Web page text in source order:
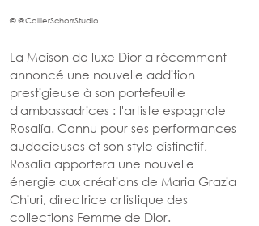
© @CollierSchorrStudio
La Maison de luxe Dior a récemment
annoncé une nouvelle addition
prestigieuse à son portefeuille
d'ambassadrices : l'artiste espagnole
Rosalía. Connu pour ses performances
audacieuses et son style distinctif,
Rosalía apportera une nouvelle
énergie aux créations de Maria Grazia
Chiuri, directrice artistique des
collections Femme de Dior.